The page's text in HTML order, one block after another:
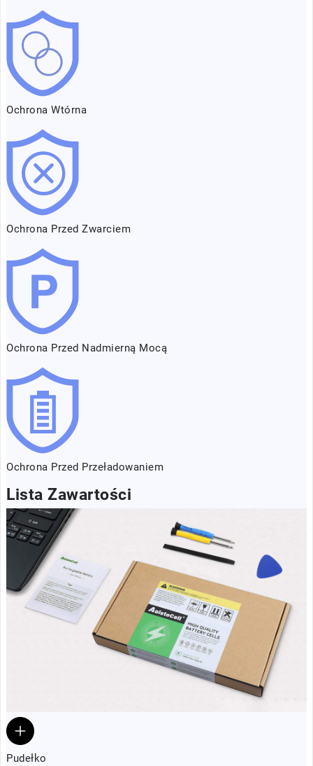
Ochrona Wtórna
Ochrona Przed Zwarciem
Ochrona Przed Nadmierną Mocą
Ochrona Przed Przeładowaniem
Lista Zawartości
Pudełko